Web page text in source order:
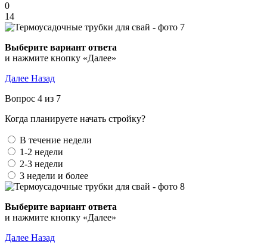
0
14
Выберите вариант ответа
и нажмите кнопку «Далее»
Далее Назад
Вопрос 4 из 7
Когда планируете начать стройку?
В течение недели
1-2 недели
2-3 недели
3 недели и более
Выберите вариант ответа
и нажмите кнопку «Далее»
Далее Назад